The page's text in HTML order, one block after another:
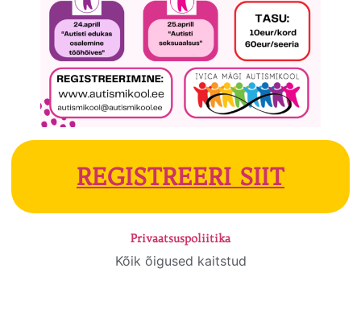
REGISTREERI SIIT
Privaatsuspoliitika
Kõik õigused kaitstud